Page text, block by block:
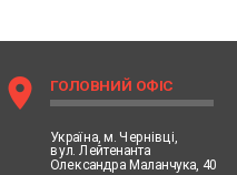
location_on ГОЛОВНИЙ ОФІС
Україна, м. Чернівці,
вул. Лейтенанта
Олександра Маланчука, 40